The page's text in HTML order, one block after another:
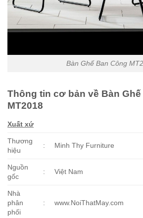
Bàn Ghế Ban Công
Thông tin cơ bản về Bàn
MT2018
Xuất xứ
Thương
hiệu
: Minh Thy Furniture
Nguồn
gốc
: Việt Nam
Nhà
phân
phối
: www.NoiThatMay.com